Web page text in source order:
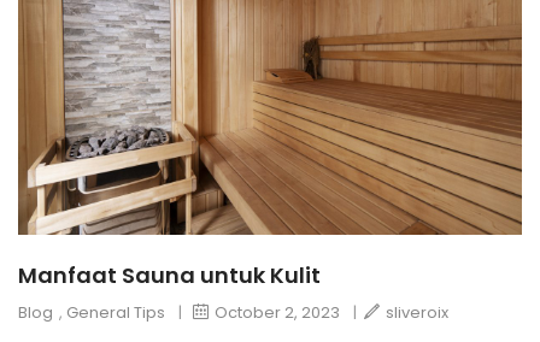
Manfaat Sauna untuk Kulit
Blog , General Tips | October 2, 2023 | sliveroix